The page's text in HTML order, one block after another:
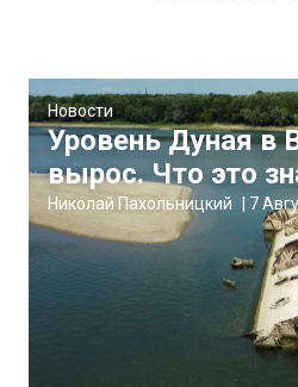
Новости
Уровень Дуная в
вырос. Что это
Николай Пахольницкий | 7